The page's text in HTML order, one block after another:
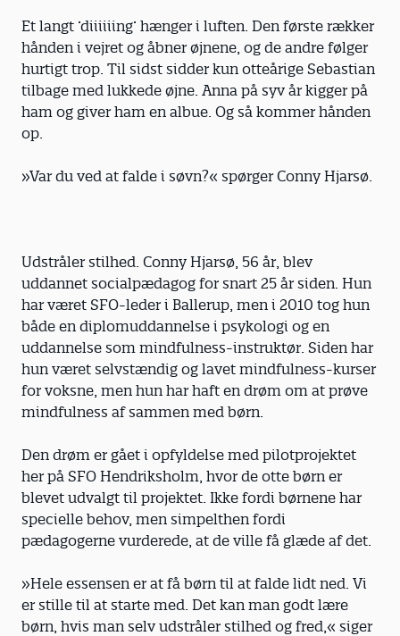
Et langt ’diiiiiing’ hænger i luften. Den første rækker
hånden i vejret og åbner øjnene, og de andre følger
hurtigt trop. Til sidst sidder kun otteårige Sebastian
tilbage med lukkede øjne. Anna på syv år kigger på
ham og giver ham en albue. Og så kommer hånden
op.
»Var du ved at falde i søvn?« spørger Conny Hjarsø.
Udstråler stilhed. Conny Hjarsø, 56 år, blev
uddannet socialpædagog for snart 25 år siden. Hun
har været SFO-leder i Ballerup, men i 2010 tog hun
både en diplom­uddannelse i psykologi og en
uddannelse som mindfulness-instruktør. Siden har
hun været selvstændig og lavet mindfulness-kurser
for voksne, men hun har haft en drøm om at prøve
mindfulness af sammen med børn.
Den drøm er gået i opfyldelse med pilot­projektet
her på SFO Hendriksholm, hvor de otte børn er
blevet udvalgt til projektet. Ikke fordi børnene har
specielle behov, men simpelthen fordi
pædagogerne vurderede, at de ville få glæde af det.
»Hele essensen er at få børn til at falde lidt ned. Vi
er stille til at starte med. Det kan man godt lære
børn, hvis man selv udstråler stilhed og fred,« siger